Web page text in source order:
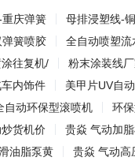
庆弹簧 母排浸塑线-
簧喷胶
全自动喷塑
往复机/
粉末涂装线
内饰件
美甲片UV自
自动环保型滚喷机 环
货机价
贵焱 气动加
油脂泵黄
贵焱 气动高